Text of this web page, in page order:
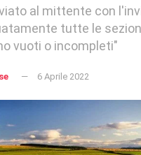
al mittente con
tutte le
vuoti o incompleti"
6 Aprile 2022